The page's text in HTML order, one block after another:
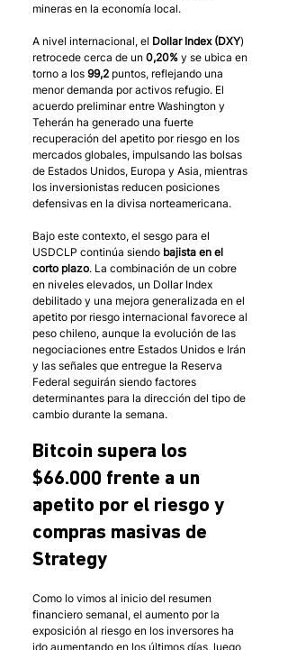
mineras en la economía local.
A nivel internacional, el Dollar Index (DXY)
retrocede cerca de un 0,20% y se ubica en
torno a los 99,2 puntos, reflejando una
menor demanda por activos refugio. El
acuerdo preliminar entre Washington y
Teherán ha generado una fuerte
recuperación del apetito por riesgo en los
mercados globales, impulsando las bolsas
de Estados Unidos, Europa y Asia, mientras
los inversionistas reducen posiciones
defensivas en la divisa norteamericana.
Bajo este contexto, el sesgo para el
USDCLP continúa siendo bajista en el
corto plazo. La combinación de un cobre
en niveles elevados, un Dollar Index
debilitado y una mejora generalizada en el
apetito por riesgo internacional favorece al
peso chileno, aunque la evolución de las
negociaciones entre Estados Unidos e Irán
y las señales que entregue la Reserva
Federal seguirán siendo factores
determinantes para la dirección del tipo de
cambio durante la semana.
Bitcoin supera los
$66.000 frente a un
apetito por el riesgo y
compras masivas de
Strategy
Como lo vimos al inicio del resumen
financiero semanal, el aumento por la
exposición al riesgo en los inversores ha
ido aumentando en los últimos días, luego